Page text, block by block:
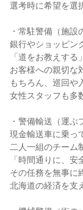
選考時に希望を選
・常駐警備（施設
銀行やショッピン
「道をお教えす
お客様への親切な
もちろん、巡回や
女性スタッフも多
・警備輸送（運ぶ
現金輸送車に乗っ
二人一組のチーム
「時間通りに、安
その任務を無事に
北海道の経済を支